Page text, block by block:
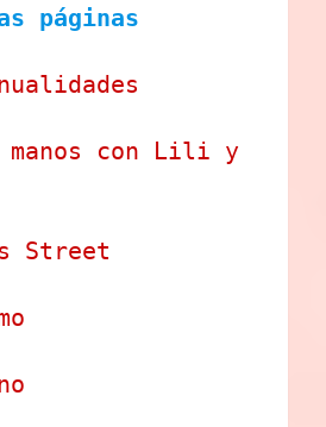
páginas
con Lili y
Street